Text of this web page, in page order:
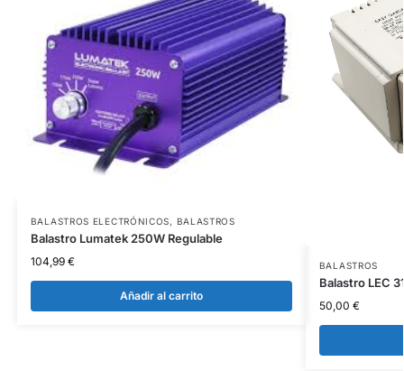
BALASTROS ELECTRÓNICOS, BALASTROS
Balastro Lumatek 250W Regulable
104,99 €
Añadir al carrito
BALASTROS
Balastro LEC
50,00 €